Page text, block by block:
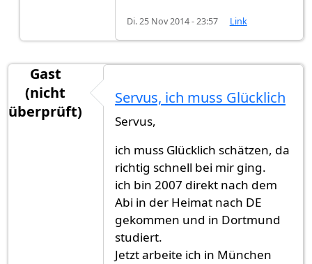
Di. 25 Nov 2014 - 23:57 Link
Gast
(nicht
überprüft)
Servus, ich muss Glücklich
Servus,
ich muss Glücklich schätzen, da
richtig schnell bei mir ging.
ich bin 2007 direkt nach dem
Abi in der Heimat nach DE
gekommen und in Dortmund
studiert.
Jetzt arbeite ich in München